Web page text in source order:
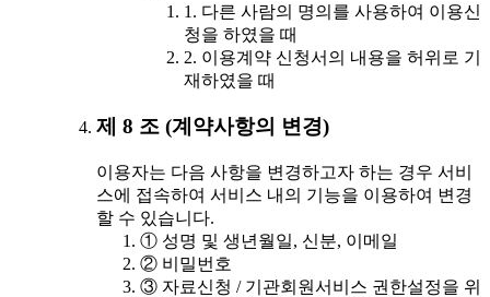
1. 다른 사람의 명의를 사용하여 이용신
청을 하였을 때
2. 이용계약 신청서의 내용을 허위로 기
재하였을 때
제 8 조 (계약사항의 변경)
이용자는 다음 사항을 변경하고자 하는 경우 서비
스에 접속하여 서비스 내의 기능을 이용하여 변경
할 수 있습니다.
① 성명 및 생년월일, 신분, 이메일
② 비밀번호
③ 자료신청 / 기관회원서비스 권한설정을 위